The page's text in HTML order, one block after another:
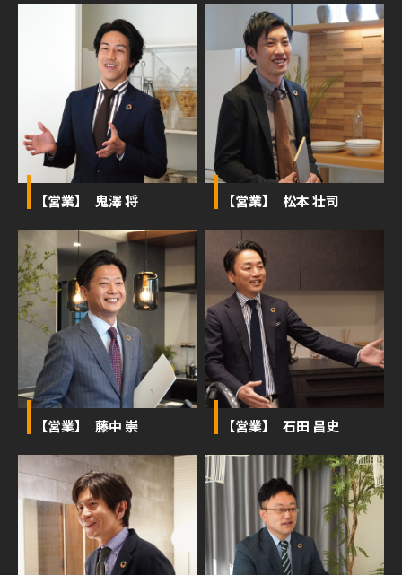
【営業】 鬼澤 将 【営業】 松本 壮司
【営業】 藤中 崇 【営業】 石田 昌史